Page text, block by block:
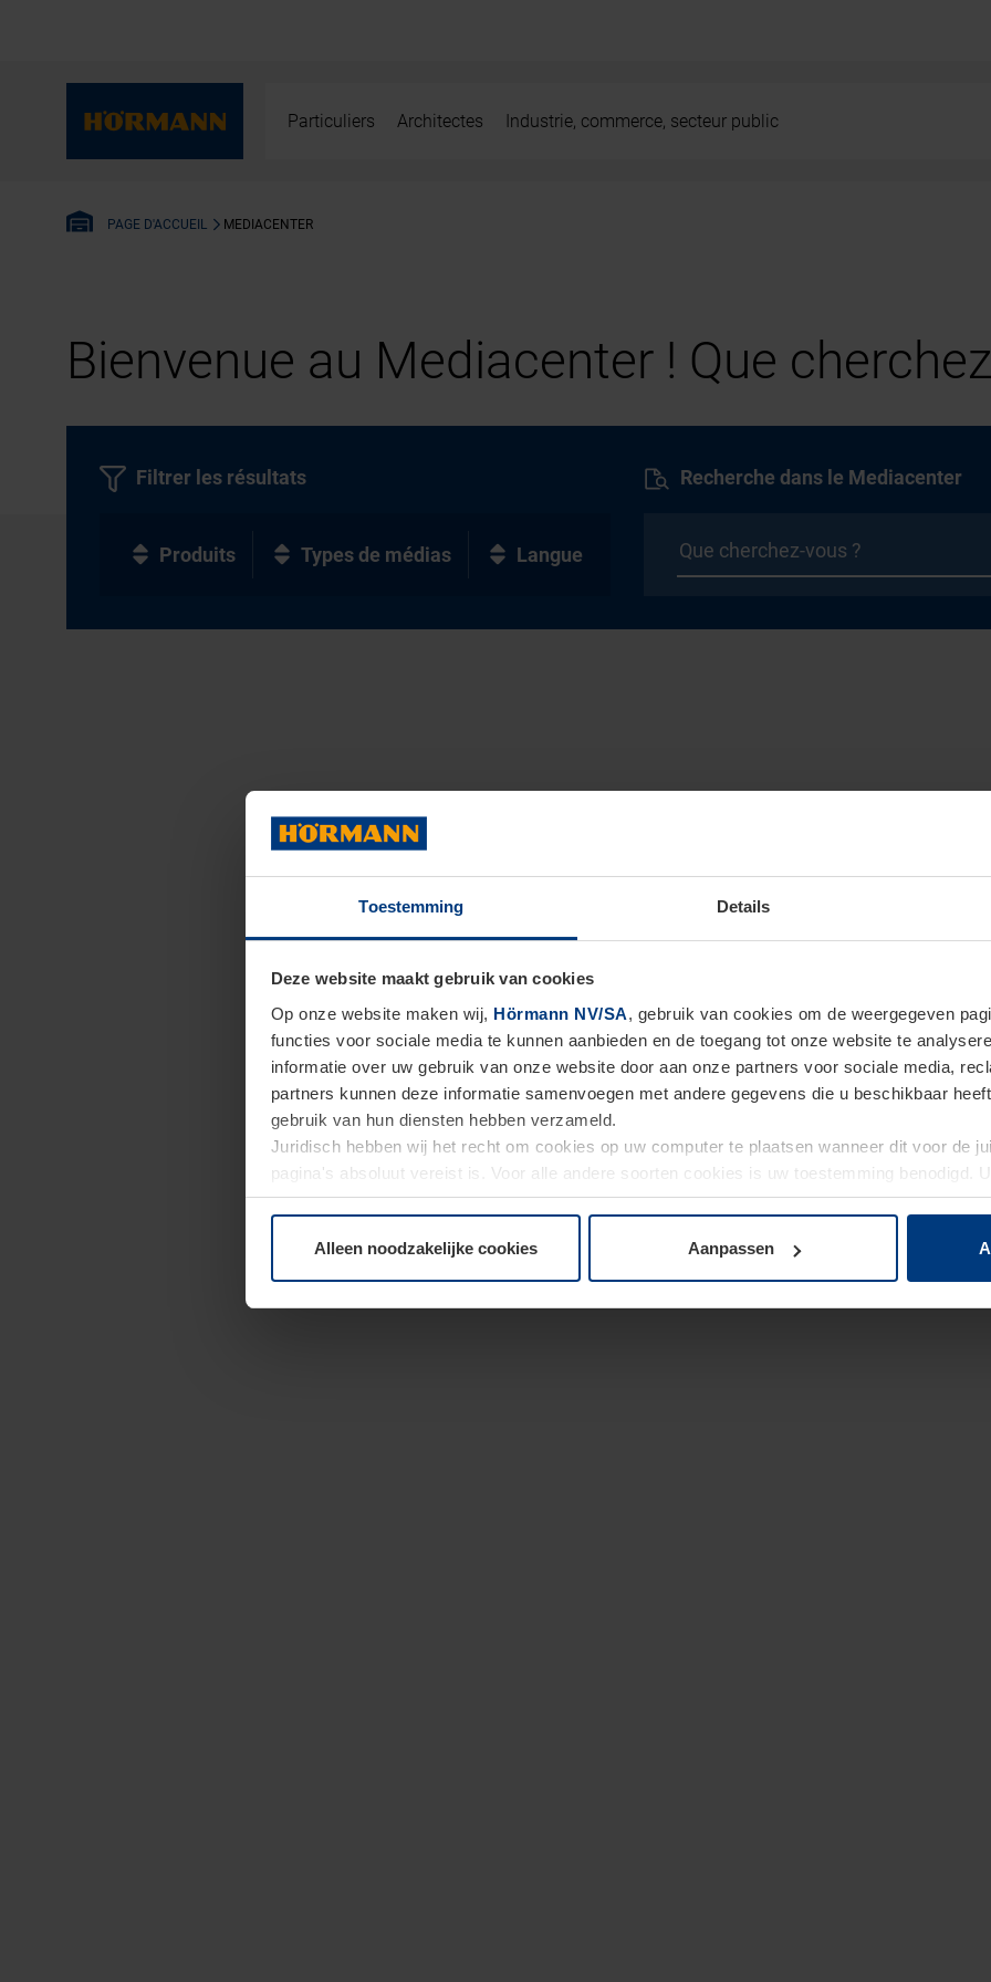
Toestemming Details
Deze website maakt gebruik van cookies
Op onze website maken wij, Hörmann NV/SA, gebruik van cookies om de weergegeven
functies voor sociale media te kunnen aanbieden en de toegang tot onze website te
informatie over uw gebruik van onze website door aan onze partners voor sociale media,
partners kunnen deze informatie samenvoegen met andere gegevens die u beschikbaar
gebruik van hun diensten hebben verzameld.
Juridisch hebben wij het recht om cookies op uw computer te plaatsen wanneer dit voor de
pagina's absoluut vereist is. Voor alle andere soorten cookies is uw toestemming benodigd.
moment bij de uitleg van de cookies op paginaPrivacyverklaringop onze website wijzigen
Alleen noodzakelijke cookies Aanpassen
Particuliers Architectes Industrie, commerce, secteur public
PAGE D'ACCUEIL MEDIACENTER
Bienvenue au Mediacenter ! Que
Recherche dans le Mediacenter
Filtrer les résultats
Produits Types de médias Langue